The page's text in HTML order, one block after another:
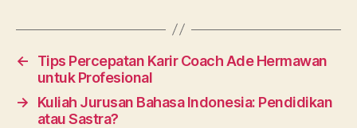
←
Tips Percepatan Karir Coach Ade Hermawan
untuk Profesional
→
Kuliah Jurusan Bahasa Indonesia: Pendidikan
atau Sastra?